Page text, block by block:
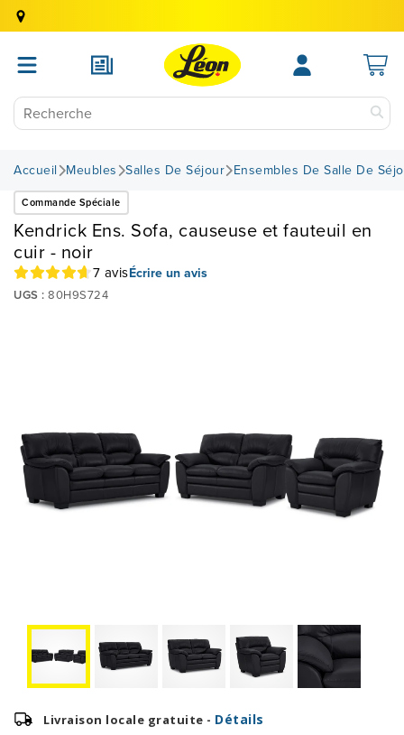
Accueil Meubles Salles De Séjour Ensembles De Salle De
Commande Spéciale
Kendrick Ens. Sofa, causeuse et fauteuil en
cuir - noir
7 avisÉcrire un avis
UGS : 80H9S724
Livraison locale gratuite - Détails